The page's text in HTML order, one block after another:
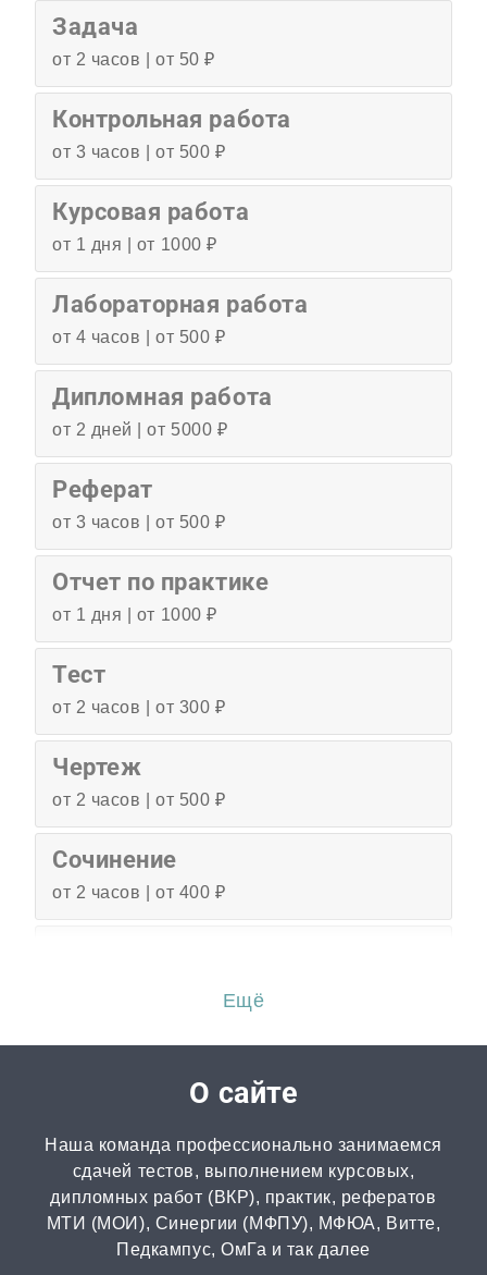
Задача
от 2 часов | от 50 ₽
Контрольная работа
от 3 часов | от 500 ₽
Курсовая работа
от 1 дня | от 1000 ₽
Лабораторная работа
от 4 часов | от 500 ₽
Дипломная работа
от 2 дней | от 5000 ₽
Реферат
от 3 часов | от 500 ₽
Отчет по практике
от 1 дня | от 1000 ₽
Тест
от 2 часов | от 300 ₽
Чертеж
от 2 часов | от 500 ₽
Сочинение
от 2 часов | от 400 ₽
Перевод
от 2 часов | от 300 ₽
Диссертация
от 15 дней | от 15000 ₽
Бизнес-план
от 3 часов | от 500 ₽
Ещё
О сайте
Наша команда профессионально занимаемся
сдачей тестов, выполнением курсовых,
дипломных работ (ВКР), практик, рефератов
МТИ (МОИ), Синергии (МФПУ), МФЮА, Витте,
Педкампус, ОмГа и так далее